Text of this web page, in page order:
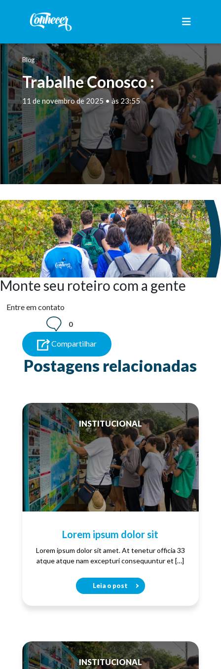
Blog
Trabalhe Conosco :
11 de novembro de 2025 • às 23:55
Monte seu roteiro com a gente
Entre em contato
0
Compartilhar
Postagens relacionadas
INSTITUCIONAL
Lorem ipsum dolor sit
Lorem ipsum dolor sit amet. At tenetur officia 33
atque atque nam excepturi consequuntur et […]
Leia o post
INSTITUCIONAL